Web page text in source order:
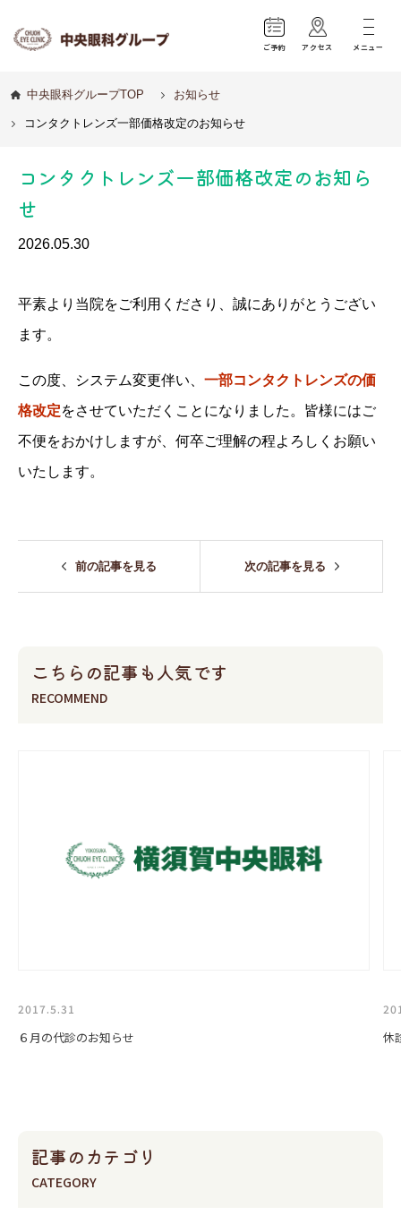
ご予約 アクセス メニュー
中央眼科グループTOP お知らせ
コンタクトレンズ一部価格改定のお知らせ
コンタクトレンズ一部価格改定のお知ら
せ
2026.05.30
平素より当院をご利用くださり、誠にありがとうござい
ます。
この度、システム変更伴い、 一部コンタクトレンズの価
格改定をさせていただくことになりました。皆様にはご
不便をおかけしますが、何卒ご理解の程よろしくお願い
いたします。
前の記事を見る 次の記事を見る
こちらの記事も人気です
RECOMMEND
2017.5.31
６月の代診のお知らせ 休
記事のカテゴリ
CATEGORY